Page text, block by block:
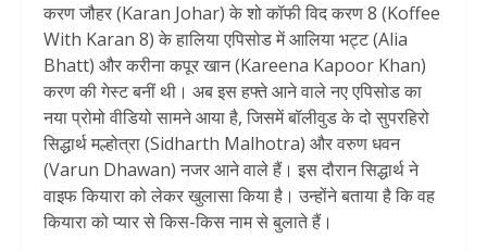
करण जौहर (Karan Johar) के शो कॉफी विद करण 8 (Koffee
With Karan 8) के हालिया एपिसोड में आलिया भट्ट (Alia
Bhatt) और करीना कपूर खान (Kareena Kapoor Khan)
करण की गेस्ट बनीं थी। अब इस हफ्ते आने वाले नए एपिसोड का
नया प्रोमो वीडियो सामने आया है, जिसमें बॉलीवुड के दो सुपरहिरो
सिद्धार्थ मल्होत्रा (Sidharth Malhotra) और वरुण धवन
(Varun Dhawan) नजर आने वाले हैं। इस दौरान सिद्धार्थ ने
वाइफ कियारा को लेकर खुलासा किया है। उन्होंने बताया है कि वह
कियारा को प्यार से किस-किस नाम से बुलाते हैं।